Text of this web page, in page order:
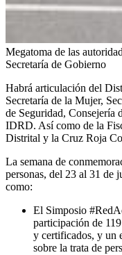
Megatoma de las
Secretaría de Gobierno
Habrá articulación del
Secretaría de la Mujer,
de Seguridad, Consejería
IDRD. Así como de la
Distrital y la Cruz Roja
La semana de
personas, del 23 al 31 de
como:
El Simposio
participación de
y certificados, y un
sobre la trata de